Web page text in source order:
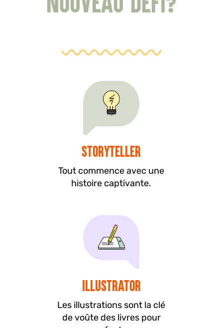
nouveau défi?
Storyteller
Tout commence avec une
histoire captivante.
Illustrator
Les illustrations sont la clé
de voûte des livres pour